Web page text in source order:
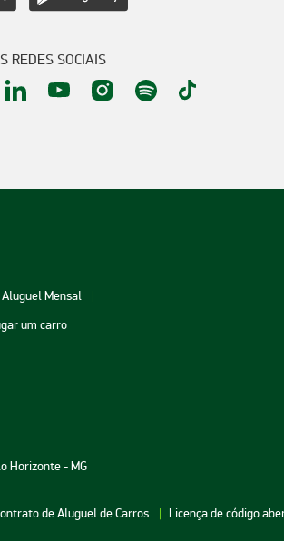
REDES SOCIAIS
Mensal
um carro
Carros Salvador
Carros Aracaju
Aluguel de Carros
Horizonte - MG
de Aluguel de Carros
Licença de código